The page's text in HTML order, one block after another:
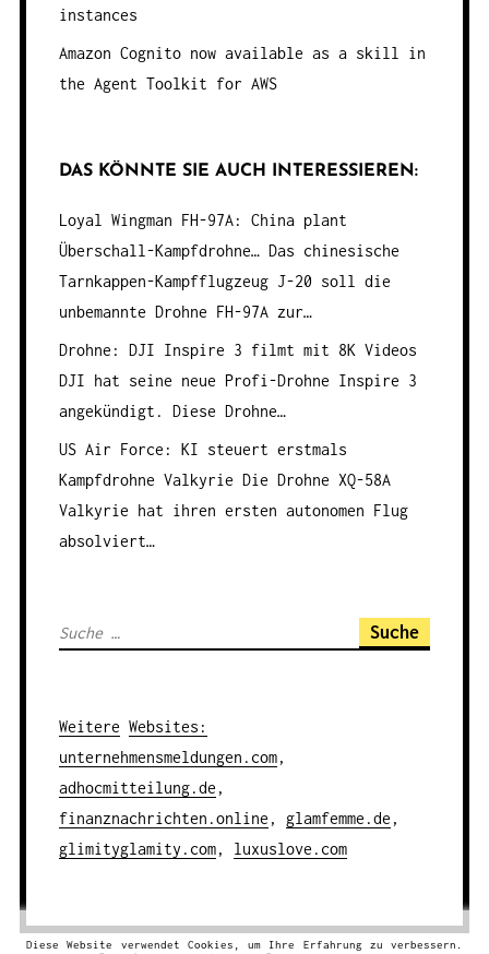
instances
Amazon Cognito now available as a skill in
the Agent Toolkit for AWS
DAS KÖNNTE SIE AUCH INTERESSIEREN:
Loyal Wingman FH-97A: China plant
Überschall-Kampfdrohne…Das chinesische
Tarnkappen-Kampfflugzeug J-20 soll die
unbemannte Drohne FH-97A zur…
Drohne: DJI Inspire 3 filmt mit 8K Videos
DJI hat seine neue Profi-Drohne Inspire 3
angekündigt. Diese Drohne…
US Air Force: KI steuert erstmals
Kampfdrohne Valkyrie Die Drohne XQ-58A
Valkyrie hat ihren ersten autonomen Flug
absolviert…
S
h
e
n
a
c
Weitere Websites :
unternehmensmeldungen.com,
adhocmitteilung.de ,
finanznachrichten.online , glamfemme.de ,
glimityglamity.com, luxuslove.com
Diese Website verwendet Cookies, um Ihre Erfahrung zu verbessern.